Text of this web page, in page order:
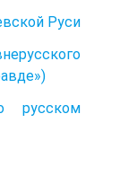
Руси
русском